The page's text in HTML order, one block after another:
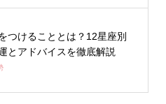
つけることとは？12星座別
とアドバイスを徹底解説